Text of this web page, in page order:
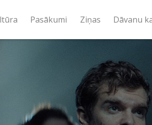
Pasākumi Ziņas Dāvanu